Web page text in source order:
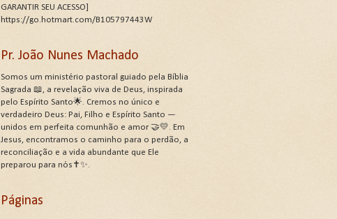
GARANTIR SEU ACESSO]
https://go.hotmart.com/B105797443W
Pr. João Nunes Machado
Somos um ministério pastoral guiado pela Bíblia
Sagrada 📖, a revelação viva de Deus, inspirada
pelo Espírito Santo🌟. Cremos no único e
verdadeiro Deus: Pai, Filho e Espírito Santo —
unidos em perfeita comunhão e amor 🤝💛. Em
Jesus, encontramos o caminho para o perdão, a
reconciliação e a vida abundante que Ele
preparou para nós✝️✨.
Páginas